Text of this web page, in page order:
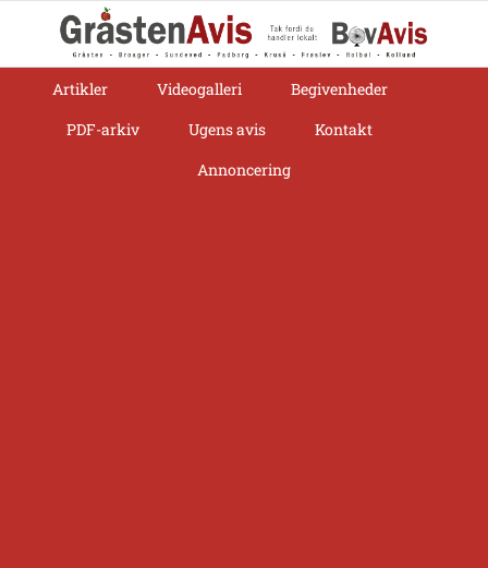
Artikler
Videogalleri
Begivenheder
PDF-arkiv
Ugens avis
Kontakt
Annoncering